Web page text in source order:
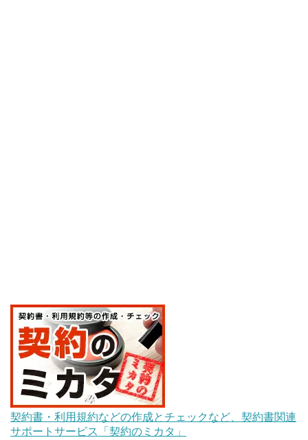
契約書・利用規約などの作成とチェックなど、契約書関連
サポートサービス「契約のミカタ」